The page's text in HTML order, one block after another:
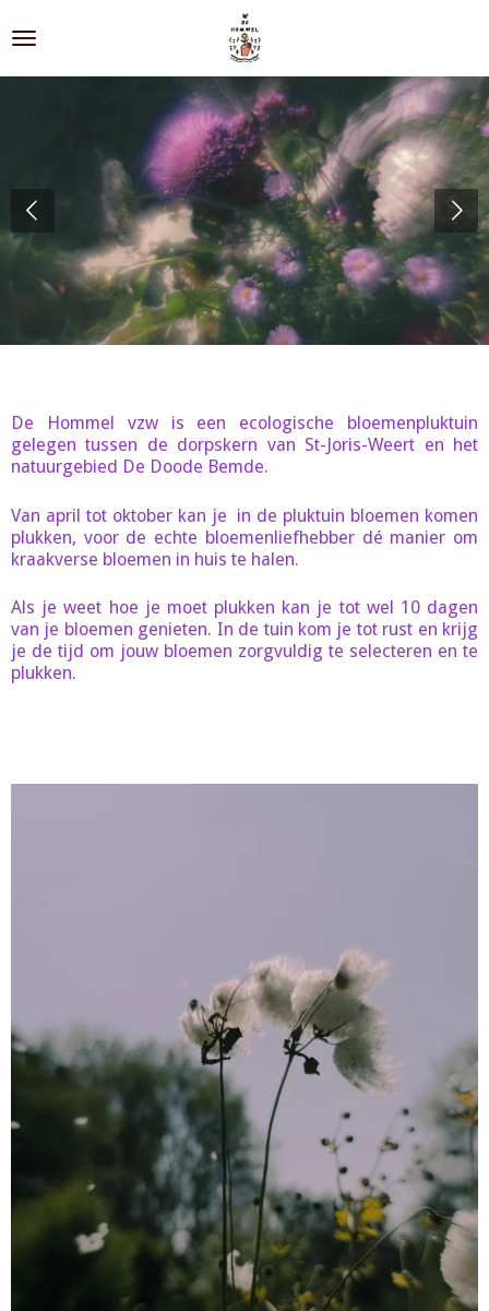
direct
De Hommel vzw is een ecologische bloemenpluktuin
gelegen tussen de dorpskern van St-Joris-Weert en het
natuurgebied De Doode Bemde.
Van april tot oktober kan je in de pluktuin bloemen komen
plukken, voor de echte bloemenliefhebber dé manier om
kraakverse bloemen in huis te halen.
Als je weet hoe je moet plukken kan je tot wel 10 dagen
van je bloemen genieten. In de tuin kom je tot rust en krijg
je de tijd om jouw bloemen zorgvuldig te selecteren en te
plukken.